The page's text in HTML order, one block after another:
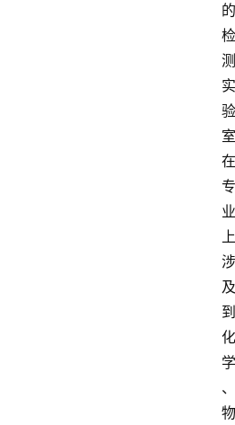
的
检
测
实
验
室
在
专
业
上
涉
及
到
化
学
、
物